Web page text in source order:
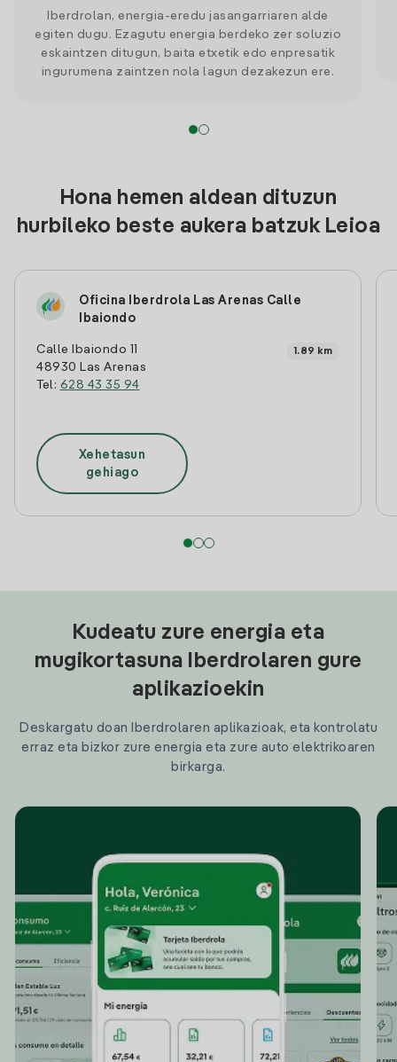
Iberdrolan, energia-eredu jasangarriaren alde
egiten dugu. Ezagutu energia berdeko zer soluzio
eskaintzen ditugun, baita etxetik edo enpresatik
ingurumena zaintzen nola lagun dezakezun ere.
Hona hemen aldean dituzun
hurbileko beste aukera batzuk Leioa
Oficina Iberdrola Las Arenas Calle
Ibaiondo
Calle Ibaiondo 11
48930 Las Arenas
Tel: 628 43 35 94
1.89 km
Xehetasun
gehiago
Kudeatu zure energia eta
mugikortasuna Iberdrolaren gure
aplikazioekin
Deskargatu doan Iberdrolaren aplikazioak, eta kontrolatu
erraz eta bizkor zure energia eta zure auto elektrikoaren
birkarga.